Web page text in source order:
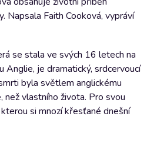
Napsala Faith Cooková, vypráví
se stala ve svých 16 letech na
Anglie, je dramatický, srdcervoucí
byla světlem anglickému
než vlastního života. Pro svou
si mnozí křesťané dnešní